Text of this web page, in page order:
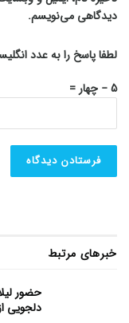
دیدگاهی می‌نویسم.
لطفا پاسخ را به عدد
5 − چهار =
خبرهای مرتبط
حضور
دلجویی